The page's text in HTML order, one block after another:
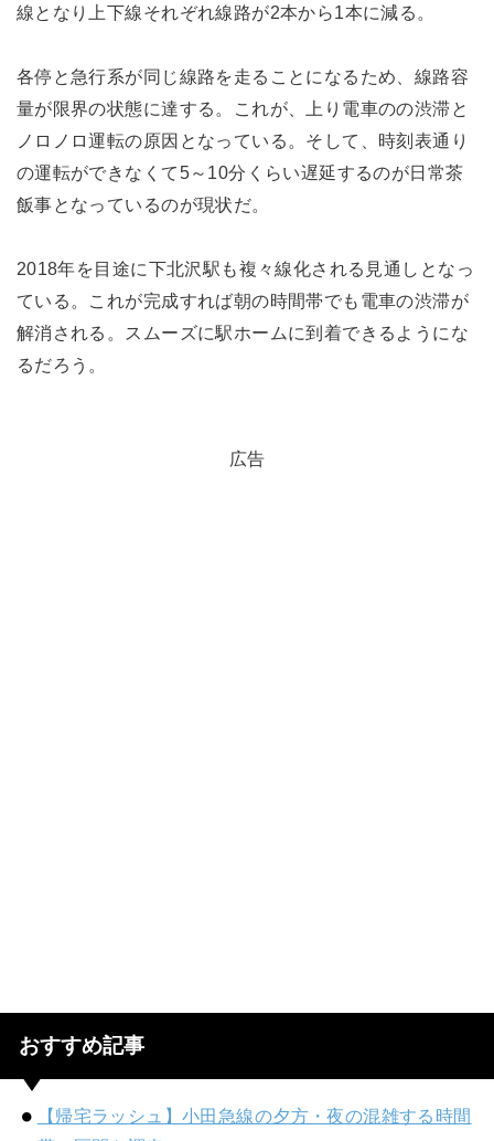
線となり上下線それぞれ線路が2本から1本に減る。
各停と急行系が同じ線路を走ることになるため、線路容
量が限界の状態に達する。これが、上り電車のの渋滞と
ノロノロ運転の原因となっている。そして、時刻表通り
の運転ができなくて5～10分くらい遅延するのが日常茶
飯事となっているのが現状だ。
2018年を目途に下北沢駅も複々線化される見通しとなっ
ている。これが完成すれば朝の時間帯でも電車の渋滞が
解消される。スムーズに駅ホームに到着できるようにな
るだろう。
広告
おすすめ記事
【帰宅ラッシュ】小田急線の夕方・夜の混雑する時間